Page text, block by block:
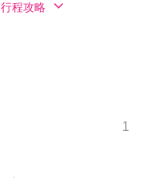
行程攻略
1